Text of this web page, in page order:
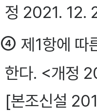
정 2021. 12.
④ 제1항에 따
한다. <개정
[본조신설